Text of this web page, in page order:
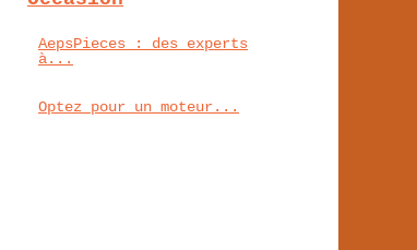
AepsPieces : des experts
à...
Optez pour un moteur...